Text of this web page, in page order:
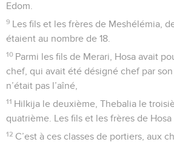
Edom.
9 Les fils et les frères de Meshélémia,
étaient au nombre de 18.
10 Parmi les fils de Merari, Hosa avait
chef, qui avait été désigné chef par
n’était pas l’aîné,
11 Hilkija le deuxième, Thebalia le
quatrième. Les fils et les frères de Hosa
12 C’est à ces classes de portiers, aux